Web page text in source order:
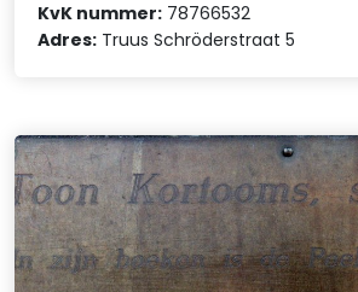
KvK nummer: 78766532
Adres: Truus Schröderstraat 5